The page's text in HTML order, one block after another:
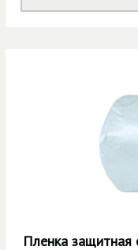
Пленка защитная